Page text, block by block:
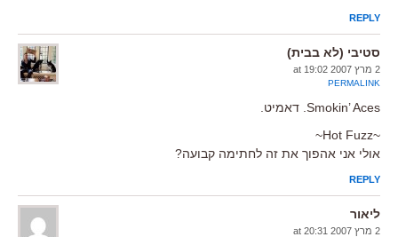
REPLY
סטיבי (לא בבית)
2 מרץ 2007 at 19:02
PERMALINK
Smokin’ Aces. דאמיט.
~Hot Fuzz~
אולי אני אהפוך את זה לחתימה קבועה?
REPLY
ליאור
2 מרץ 2007 at 20:31